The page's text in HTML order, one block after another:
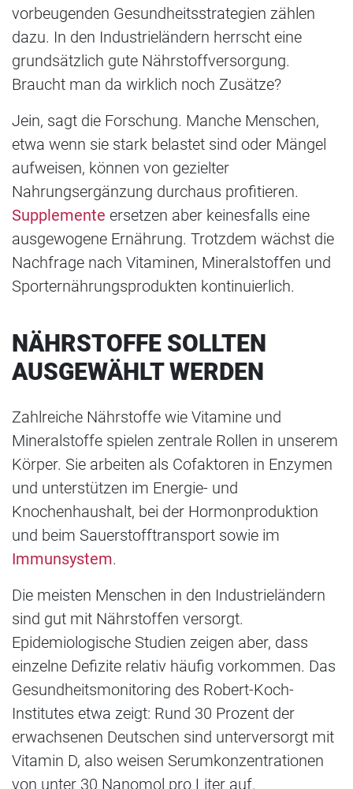
vorbeugenden Gesundheitsstrategien zählen
dazu. In den Industrieländern herrscht eine
grundsätzlich gute Nährstoffversorgung.
Braucht man da wirklich noch Zusätze?
Jein, sagt die Forschung. Manche Menschen,
etwa wenn sie stark belastet sind oder Mängel
aufweisen, können von gezielter
Nahrungsergänzung durchaus profitieren.
Supplemente ersetzen aber keinesfalls eine
ausgewogene Ernährung. Trotzdem wächst die
Nachfrage nach Vitaminen, Mineralstoffen und
Sporternährungsprodukten kontinuierlich.
NÄHRSTOFFE SOLLTEN
AUSGEWÄHLT WERDEN
Zahlreiche Nährstoffe wie Vitamine und
Mineralstoffe spielen zentrale Rollen in unserem
Körper. Sie arbeiten als Cofaktoren in Enzymen
und unterstützen im Energie- und
Knochenhaushalt, bei der Hormonproduktion
und beim Sauerstofftransport sowie im
Immunsystem.
Die meisten Menschen in den Industrieländern
sind gut mit Nährstoffen versorgt.
Epidemiologische Studien zeigen aber, dass
einzelne Defizite relativ häufig vorkommen. Das
Gesundheitsmonitoring des Robert-Koch-
Institutes etwa zeigt: Rund 30 Prozent der
erwachsenen Deutschen sind unterversorgt mit
Vitamin D, also weisen Serumkonzentrationen
von unter 30 Nanomol pro Liter auf.